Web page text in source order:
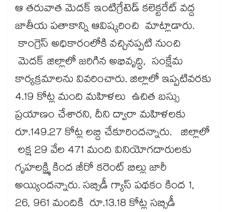
ఆ తరువాత మెదక్ ఇంటిగ్రేటెడ్ కలెక్టరేట్ వద్ద
జాతీయ పతాకాన్ని ఆవిష్కరించి మాట్లాడారు.
కాంగ్రెస్ అధికారంలోకి వచ్చినప్పటి నుంచి
మెదక్​ జిల్లాలో జరిగిన అభివృద్ధి, సంక్షేమ
కార్యక్రమాలను వివరించారు. జిల్లాలో ఇప్పటివరకు
4.19 కోట్ల మంది మహిళలు ఉచిత బస్సు
ప్రయాణం చేశారని, దీని ద్వారా మహిళలకు
రూ.149.27 కోట్ల లబ్ది చేకూరిందన్నారు. జిల్లాలో
లక్ష 29 వేల 471 మంది వినియోగదారులకు
గృహలక్ష్మి కింద జీరో కరెంట్​ బిల్లు జారీ
అయ్యిందన్నారు. సబ్సిడీ గ్యాస్ పథకం కింద 1,
26, 961 మందికి రూ.13.18 కోట్ల సబ్సిడీ